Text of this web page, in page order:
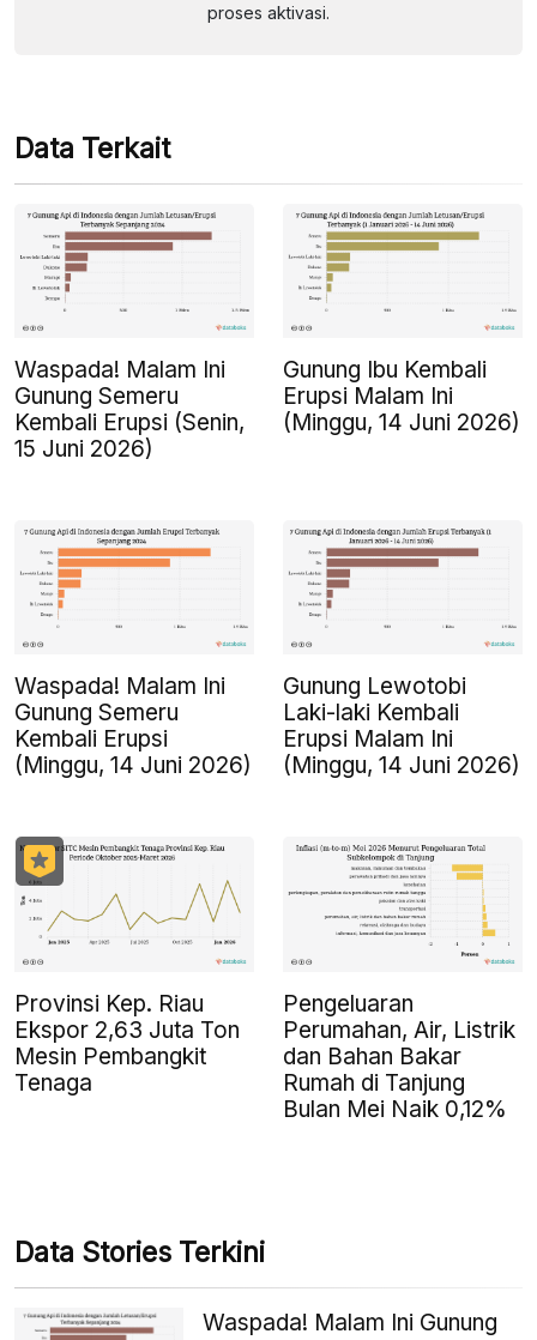
proses aktivasi.
Data Terkait
Waspada! Malam Ini
Gunung Semeru
Kembali Erupsi (Senin,
15 Juni 2026)
Gunung Ibu Kembali
Erupsi Malam Ini
(Minggu, 14 Juni 2026)
Waspada! Malam Ini
Gunung Semeru
Kembali Erupsi
(Minggu, 14 Juni 2026)
Gunung Lewotobi
Laki-laki Kembali
Erupsi Malam Ini
(Minggu, 14 Juni 2026)
Provinsi Kep. Riau
Ekspor 2,63 Juta Ton
Mesin Pembangkit
Tenaga
Pengeluaran
Perumahan, Air, Listrik
dan Bahan Bakar
Rumah di Tanjung
Bulan Mei Naik 0,12%
Data Stories Terkini
Waspada! Malam Ini Gunung